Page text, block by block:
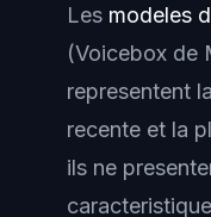
Les modeles
(Voicebox de
representent
recente et la
ils ne